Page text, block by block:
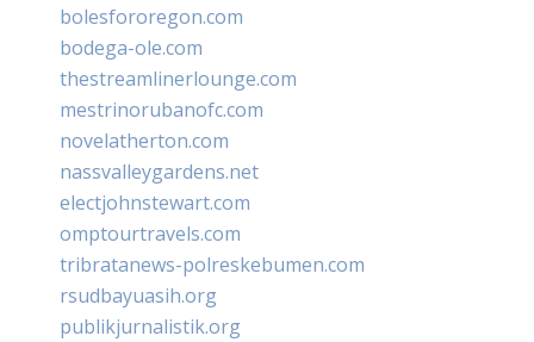
bolesfororegon.com
bodega-ole.com
thestreamlinerlounge.com
mestrinorubanofc.com
novelatherton.com
nassvalleygardens.net
electjohnstewart.com
omptourtravels.com
tribratanews-polreskebumen.com
rsudbayuasih.org
publikjurnalistik.org